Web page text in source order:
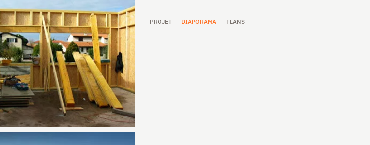
PROJET DIAPORAMA PLANS